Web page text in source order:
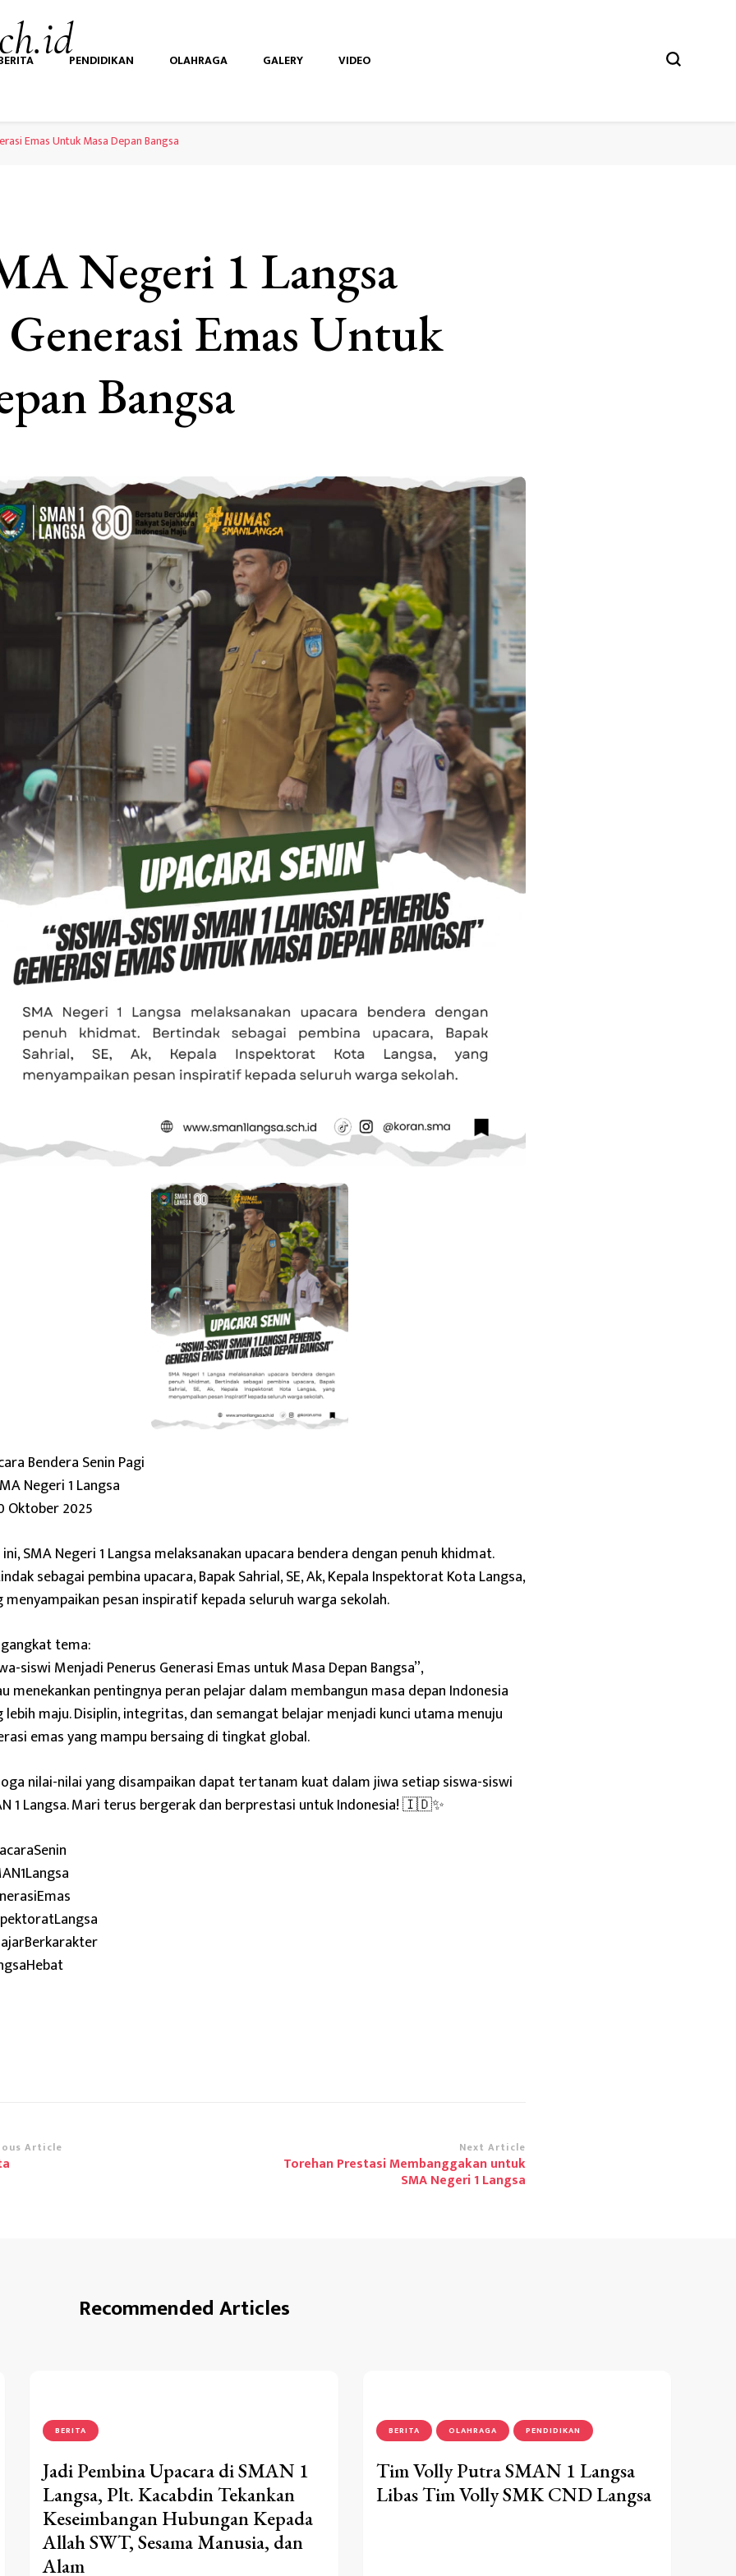
PENDIDIKAN OLAHRAGA GALERY VIDEO
Emas Untuk Masa Depan Bangsa
Negeri 1 Langsa
Generasi Emas Untuk
Bangsa
Bendera Senin Pagi
Negeri 1 Langsa
Oktober 2025
SMA Negeri 1 Langsa melaksanakan upacara bendera dengan penuh khidmat.
sebagai pembina upacara, Bapak Sahrial, SE, Ak, Kepala Inspektorat Kota Langsa,
menyampaikan pesan inspiratif kepada seluruh warga sekolah.
tema:
siswi Menjadi Penerus Generasi Emas untuk Masa Depan Bangsa”,
menekankan pentingnya peran pelajar dalam membangun masa depan Indonesia
lebih maju. Disiplin, integritas, dan semangat belajar menjadi kunci utama menuju
emas yang mampu bersaing di tingkat global.
nilai-nilai yang disampaikan dapat tertanam kuat dalam jiwa setiap siswa-siswi
1 Langsa. Mari terus bergerak dan berprestasi untuk Indonesia! 🇮🇩✨
Article Next Article
Torehan Prestasi Membanggakan untuk
SMA Negeri 1 Langsa
Recommended Articles
BERITA
Jadi Pembina Upacara di SMAN 1
Langsa, Plt. Kacabdin Tekankan
Keseimbangan Hubungan Kepada
Allah SWT, Sesama Manusia, dan
Alam
BERITA OLAHRAGA PENDIDIKAN
Tim Volly Putra SMAN 1 Langsa
Libas Tim Volly SMK CND Langsa